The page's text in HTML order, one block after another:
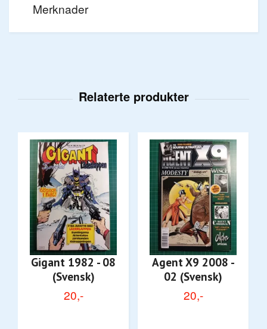
Merknader
Gigant 1982 - 08
(Svensk)
20,-
Agent X9 2008 -
02 (Svensk)
20,-